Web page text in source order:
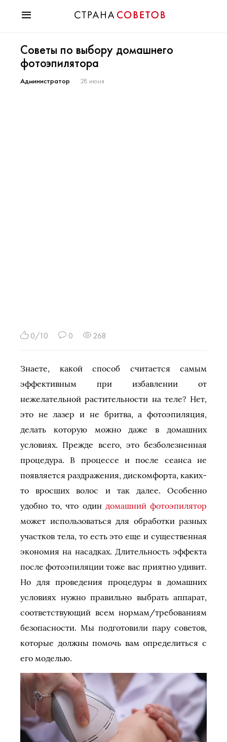
Мода
Звезды
Гороскопы
Советы по выбору домашнего
фотоэпилятора
Администратор 28 июня
0/10 0 268
Знаете, какой способ считается самым
эффективным при избавлении от
нежелательной растительности на теле? Нет,
это не лазер и не бритва, а фотоэпиляция,
делать которую можно даже в домашних
условиях. Прежде всего, это безболезненная
процедура. В процессе и после сеанса не
появляется раздражения, дискомфорта, каких-
то вросших волос и так далее. Особенно
удобно то, что один домашний фотоэпилятор
может использоваться для обработки разных
участков тела, то есть это еще и существенная
экономия на насадках. Длительность эффекта
после фотоэпиляции тоже вас приятно удивит.
Но для проведения процедуры в домашних
условиях нужно правильно выбрать аппарат,
соответствующий всем нормам/требованиям
безопасности. Мы подготовили пару советов,
которые должны помочь вам определиться с
его моделью.